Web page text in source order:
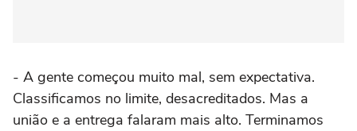
- A gente começou muito mal, sem expectativa.
Classificamos no limite, desacreditados. Mas a
união e a entrega falaram mais alto. Terminamos